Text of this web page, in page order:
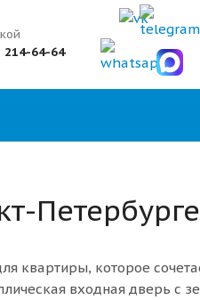
214-64-64
Петербурге
квартиры, которое
входная дверь с